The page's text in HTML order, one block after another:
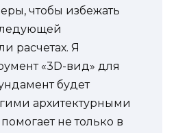
чтобы избежать
расчетах. Я
«3D-вид» для
будет
архитектурными
не только в